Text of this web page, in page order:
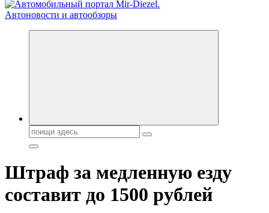
Справочник автомобилиста. Обзор новинок популярных
Поиск:
Штраф за медленную езду
составит до 1500 рублей